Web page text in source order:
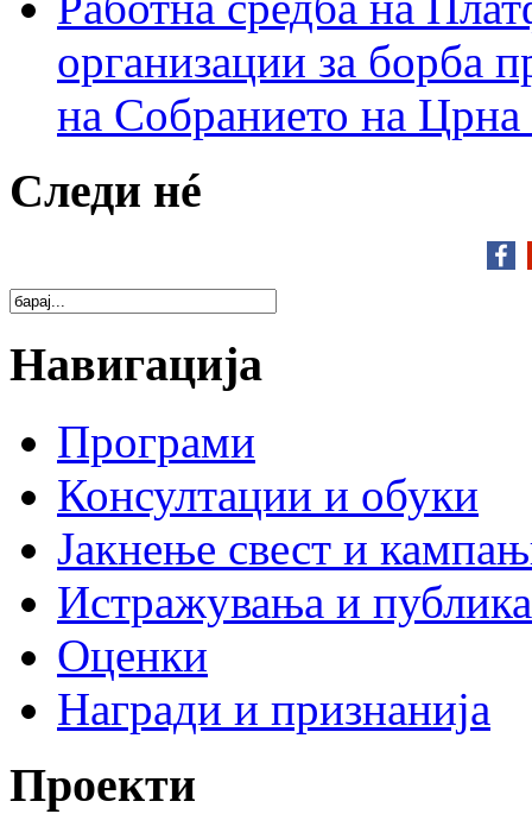
организации за борба
на Собранието на Црна
Следи нé
Навигација
Програми
Консултации и обуки
Јакнење свест и
Истражувања и
Оценки
Награди и признанија
Проекти